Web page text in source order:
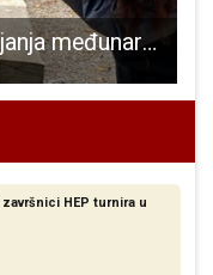
Veliki Žitnik – mjesto okupljanja međunarodnih volontera već 12 godina!
HEP turnira u